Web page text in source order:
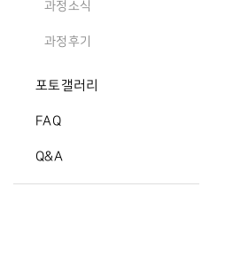
과정소식
과정후기
포토갤러리
FAQ
Q&A